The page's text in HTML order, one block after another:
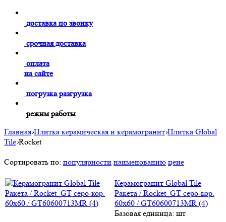
доставка по звонку
срочная доставка
оплата
на сайте
погрузка разгрузка
режим работы
Главная›Плитка керамическая и керамогранит›Плитка Global
Tile›Rocket
Сортировать по: популярности наименованию цене
Керамогранит Global Tile
Ракета / Rocket_GT серо-кор.
60х60 / GT60600713MR (4)
Базовая единица: шт